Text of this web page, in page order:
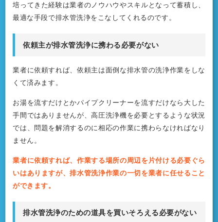
培ってきた経験は業者のノウハウやスキルとなって蓄積し、
最適な手段で排水管洗浄をこなしてくれるのです。
依頼主が排水管洗浄に携わる必要がない
業者に依頼すれば、依頼主は面倒な排水管の洗浄作業をしな
くて済みます。
お湯を流すだけとかパイプクリーナーを流すだけなら大した
手間ではありませんが、高圧洗浄機を必要とするような状況
では、問題を解消するのに相応の作業に携わらなければなり
ません。
業者に依頼すれば、作業する場所の周辺を片付ける必要ぐら
いはありますが、排水管洗浄作業の一切を業者に任せること
ができます。
排水管洗浄のための道具を買いそろえる必要がない